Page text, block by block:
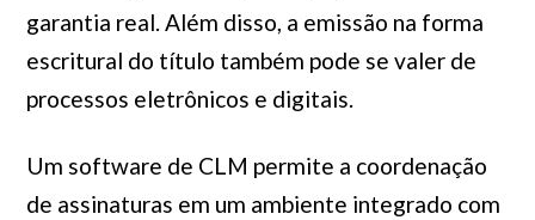
garantia real. Além disso, a emissão na forma
escritural do título também pode se valer de
processos eletrônicos e digitais.
Um software de CLM permite a coordenação
de assinaturas em um ambiente integrado com